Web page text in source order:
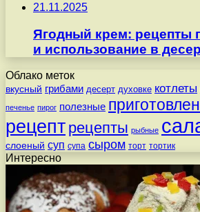
21.11.2025
Ягодный крем: рецепты
и использование в
Облако меток
вкусный грибами десерт духовке котлеты
печенье пирог полезные
рецепт рецепты рыбные
слоеный суп супа сыром торт тортик
Интересно